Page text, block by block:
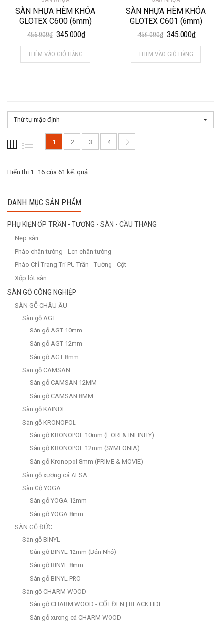
SÀN NHỰA HÈM KHÓA
GLOTEX C600 (6mm)
456.000₫ Giá
gốc
là:
345.000₫Giá
hiện
THÊM VÀO GIỎ HÀNG
SÀN NHỰA HÈM KHÓA
GLOTEX C601 (6mm)
456.000₫ Giá
gốc
là:
345.000₫Giá
hiện
THÊM VÀO GIỎ HÀNG
Thứ tự mặc định
1 2 3 4
Hiển thị 1–16 của 61 kết quả
DANH MỤC SẢN PHẨM
PHỤ KIỆN ỐP TRẦN - TƯỜNG - SÀN - CẦU THANG
Nẹp sàn
Phào chân tường - Len chân tường
Phào Chỉ Trang Trí PU Trần - Tường - Cột
Xốp lót sàn
SÀN GỖ CÔNG NGHIỆP
SÀN GỖ CHÂU ÂU
Sàn gỗ AGT
Sàn gỗ AGT 10mm
Sàn gỗ AGT 12mm
Sàn gỗ AGT 8mm
Sàn gỗ CAMSAN
Sàn gỗ CAMSAN 12MM
Sàn gỗ CAMSAN 8MM
Sàn gỗ KAINDL
Sàn gỗ KRONOPOL
Sàn gỗ KRONOPOL 10mm (FIORI & INFINITY)
Sàn gỗ KRONOPOL 12mm (SYMFONIA)
Sàn gỗ Kronopol 8mm (PRIME & MOVIE)
Sàn gỗ xương cá ALSA
Sàn Gỗ YOGA
Sàn gỗ YOGA 12mm
Sàn gỗ YOGA 8mm
SÀN GỖ ĐỨC
Sàn gỗ BINYL
Sàn gỗ BINYL 12mm (Bản Nhỏ)
Sàn gỗ BINYL 8mm
Sàn gỗ BINYL PRO
Sàn gỗ CHARM WOOD
Sàn gỗ CHARM WOOD - CỐT ĐEN | BLACK HDF
Sàn gỗ xương cá CHARM WOOD